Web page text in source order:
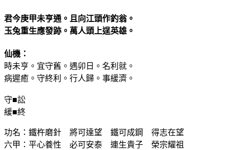
君今庚甲未亨通。且向江頭作釣翁。
玉兔重生應發跡。萬人頭上逞英雄。
仙機：
時未亨。宜守舊。遇卯日。名利就。
病遲癒。守終利。行人歸。事緩濟。
守■訟
緩■終
功名：鐵杵磨針 將可達望 鐵可成鋼 得志在望
六甲：平心養性 必可安泰 連生貴子 榮宗耀祖